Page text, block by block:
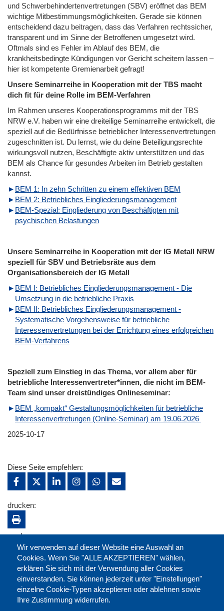
und Schwerbehindertenvertretungen (SBV) eröffnet das BEM
wichtige Mitbestimmungsmöglichkeiten. Gerade sie können
entscheidend dazu beitragen, dass das Verfahren rechtssicher,
transparent und im Sinne der Betroffenen umgesetzt wird.
Oftmals sind es Fehler im Ablauf des BEM, die
krankheitsbedingte Kündigungen vor Gericht scheitern lassen –
hier ist kompetente Gremienarbeit gefragt!
Unsere Seminarreihe in Kooperation mit der TBS macht
dich fit für deine Rolle im BEM-Verfahren
Im Rahmen unseres Kooperationsprogramms mit der TBS
NRW e.V. haben wir eine dreiteilige Seminarreihe entwickelt, die
speziell auf die Bedürfnisse betrieblicher Interessenvertretungen
zugeschnitten ist. Du lernst, wie du deine Beteiligungsrechte
wirkungsvoll nutzen, Beschäftigte aktiv unterstützen und das
BEM als Chance für gesundes Arbeiten im Betrieb gestalten
kannst.
BEM 1: In zehn Schritten zu einem effektiven BEM
BEM 2: Betriebliches Eingliederungsmanagement
BEM-Spezial: Eingliederung von Beschäftigten mit
psychischen Belastungen
Unsere Seminarreihe in Kooperation mit der IG Metall NRW
speziell für SBV und Betriebsräte aus dem
Organisationsbereich der IG Metall
BEM I: Betriebliches Eingliederungsmanagement - Die
Umsetzung in die betriebliche Praxis
BEM II: Betriebliches Eingliederungsmanagement -
Systematische Vorgehensweise für betriebliche
Interessenvertretungen bei der Errichtung eines erfolgreichen
BEM-Verfahrens
Speziell zum Einstieg in das Thema, vor allem aber für
betriebliche Interessenvertreter*innen, die nicht im BEM-
Team sind unser dreistündiges Onlineseminar:
BEM „kompakt“ Gestaltungsmöglichkeiten für betriebliche
Interessenvertretungen (Online-Seminar) am 19.06.2026
2025-10-17
Wir verwenden auf dieser Website eine Auswahl an
Cookies. Wenn Sie "ALLE AKZEPTIEREN" wählen,
erklären Sie sich mit der Verwendung aller Cookies
einverstanden. Sie können jederzeit unter "Einstellungen"
einzelne Cookie-Typen akzeptieren oder ablehnen sowie
Ihre Zustimmung widerrufen.
Diese Seite empfehlen:
drucken:
merken: